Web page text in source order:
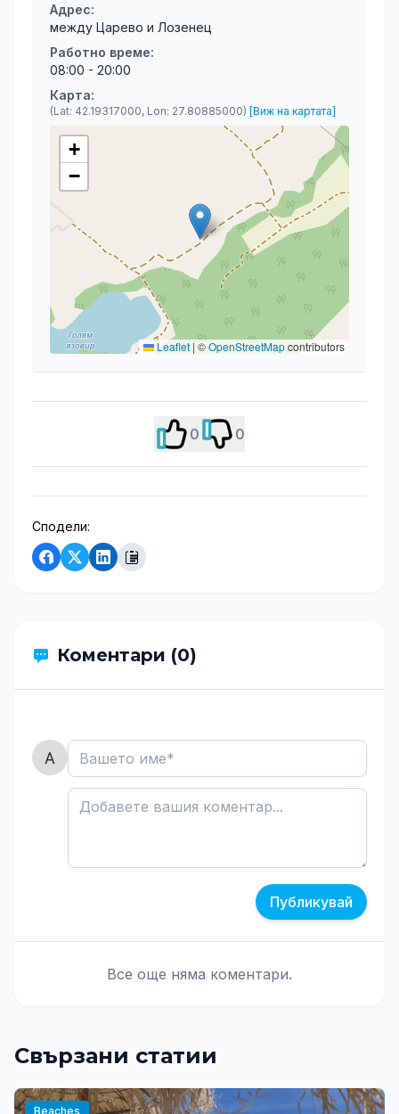
Адрес:
между Царево и Лозенец
Работно време:
08:00 - 20:00
Карта:
(Lat: 42.19317000, Lon: 27.80885000) [Виж на картата]
+
−
Leaflet | ©OpenStreetMapcontributors
0 0
Сподели:
Коментари (0)
Публикувай
Все още няма коментари.
Свързани статии
Beaches